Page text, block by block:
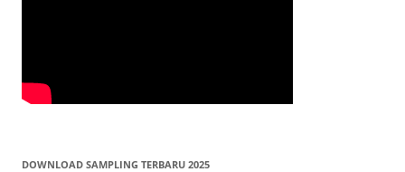
DOWNLOAD SAMPLING TERBARU 2025